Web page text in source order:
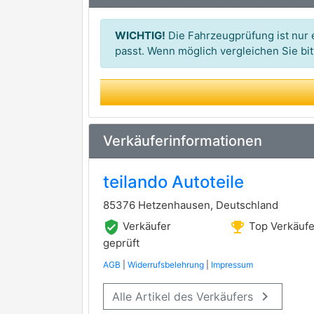
GIRLING
LPR
METELLI
MGA
MINTEX
PAGID
REMSA premium Marke
ROULUNDS BRAKING
STOP
TRW premium Marke
WICHTIG! Die Fahrzeugprüfung ist nur
passt. Wenn möglich vergleichen Sie
Verkäuferinformationen
teilando Autoteile
85376 Hetzenhausen, Deutschland
verified_user Verkäufer
geprüft
emoji_events Top
AGB Widerrufsbelehrung Impressum
Alle Artikel des Verkäufers keyboard_arrow_right